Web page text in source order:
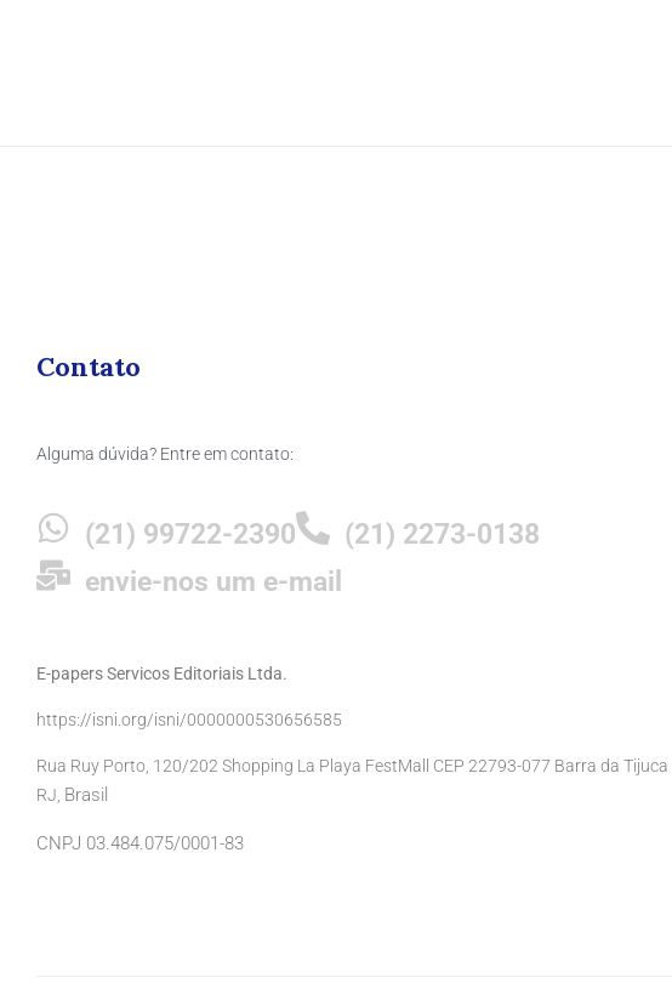
Contato
Alguma dúvida? Entre em contato:
(21) 99722-2390
(21) 2273-0138
envie-nos um e-mail
E-papers Servicos Editoriais Ltda.
https://isni.org/isni/0000000530656585
Rua Ruy Porto, 120/202 Shopping La Playa FestMall CEP 22793-077 Barra da Tijuca
RJ, Brasil
CNPJ 03.484.075/0001-83